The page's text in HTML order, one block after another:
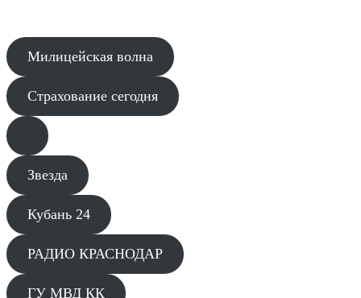
Милицейская волна
Страхование сегодня
Звезда
Кубань 24
РАДИО КРАСНОДАР
ГУ МВД КК